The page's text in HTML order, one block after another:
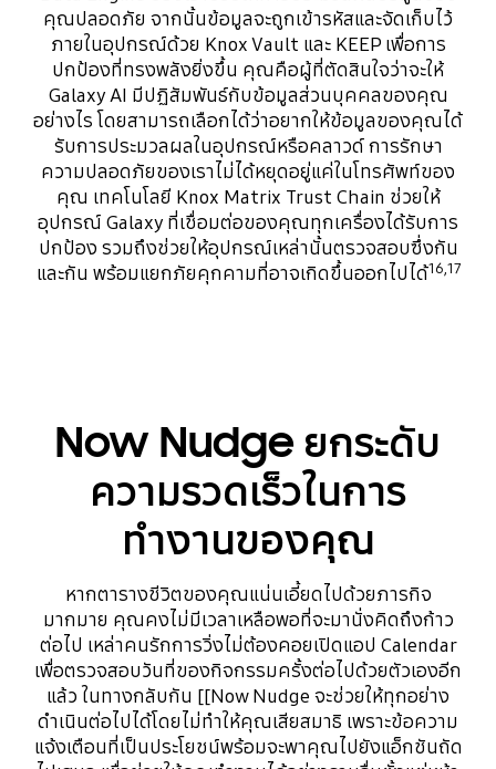
คุณปลอดภัย จากนั้นข้อมูลจะถูกเข้ารหัสและจัดเก็บไว้
ภายในอุปกรณ์ด้วย Knox Vault และ KEEP เพื่อการ
ปกป้องที่ทรงพลังยิ่งขึ้น คุณคือผู้ที่ตัดสินใจว่าจะให้
Galaxy AI มีปฏิสัมพันธ์กับข้อมูลส่วนบุคคลของคุณ
อย่างไร โดยสามารถเลือกได้ว่าอยากให้ข้อมูลของคุณได้
รับการประมวลผลในอุปกรณ์หรือคลาวด์ การรักษา
ความปลอดภัยของเราไม่ได้หยุดอยู่แค่ในโทรศัพท์ของ
คุณ เทคโนโลยี Knox Matrix Trust Chain ช่วยให้
อุปกรณ์ Galaxy ที่เชื่อมต่อของคุณทุกเครื่องได้รับการ
ปกป้อง รวมถึงช่วยให้อุปกรณ์เหล่านั้นตรวจสอบซึ่งกัน
และกัน พร้อมแยกภัยคุกคามที่อาจเกิดขึ้นออกไปได้16,17
Now Nudge ยกระดับ
ความรวดเร็วในการ
ทำงานของคุณ
หากตารางชีวิตของคุณแน่นเอี้ยดไปด้วยภารกิจ
มากมาย คุณคงไม่มีเวลาเหลือพอที่จะมานั่งคิดถึงก้าว
ต่อไป เหล่าคนรักการวิ่งไม่ต้องคอยเปิดแอป Calendar
เพื่อตรวจสอบวันที่ของกิจกรรมครั้งต่อไปด้วยตัวเองอีก
แล้ว ในทางกลับกัน [[Now Nudge จะช่วยให้ทุกอย่าง
ดำเนินต่อไปได้โดยไม่ทำให้คุณเสียสมาธิ เพราะข้อความ
แจ้งเตือนที่เป็นประโยชน์พร้อมจะพาคุณไปยังแอ็กชันถัด